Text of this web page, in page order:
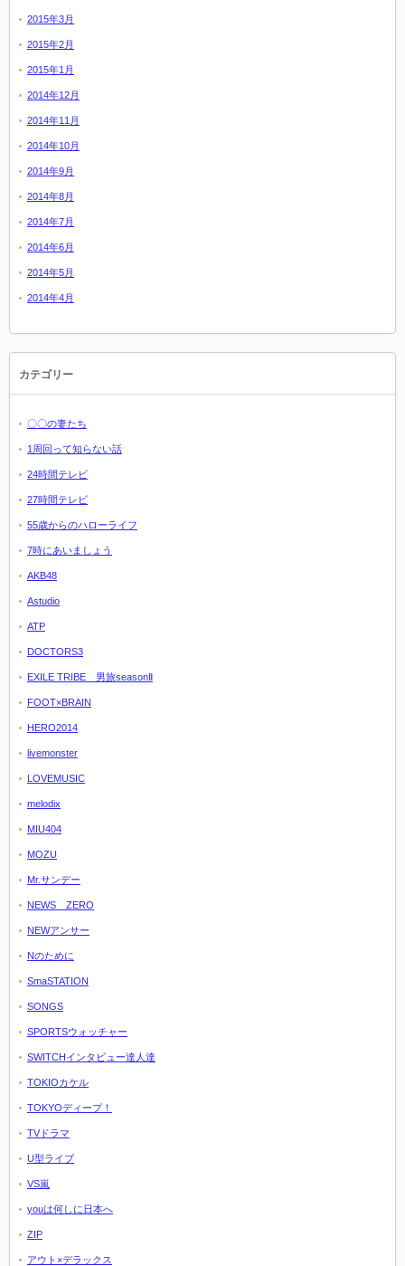
2015年3月
2015年2月
2015年1月
2014年12月
2014年11月
2014年10月
2014年9月
2014年8月
2014年7月
2014年6月
2014年5月
2014年4月
カテゴリー
〇〇の妻たち
1周回って知らない話
24時間テレビ
27時間テレビ
55歳からのハローライフ
7時にあいましょう
AKB48
Astudio
ATP
DOCTORS3
EXILE TRIBE 男旅seasonⅡ
FOOT×BRAIN
HERO2014
livemonster
LOVEMUSIC
melodix
MIU404
MOZU
Mr.サンデー
NEWS ZERO
NEWアンサー
Nのために
SmaSTATION
SONGS
SPORTSウォッチャー
SWITCHインタビュー達人達
TOKIOカケル
TOKYOディープ！
TVドラマ
U型ライブ
VS嵐
youは何しに日本へ
ZIP
アウト×デラックス